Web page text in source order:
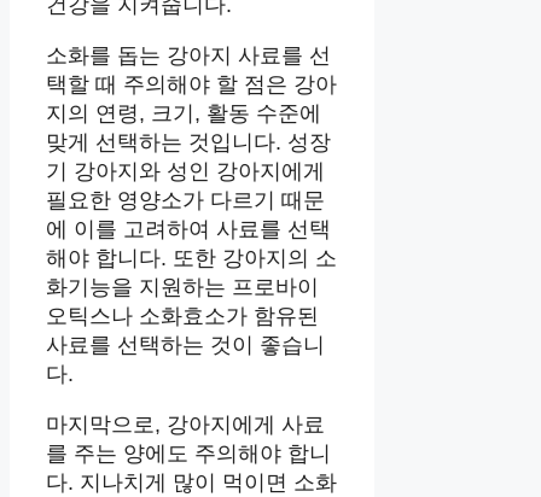
소화를 돕는 강아지 사료를 선
택할 때 주의해야 할 점은 강아
지의 연령, 크기, 활동 수준에
맞게 선택하는 것입니다. 성장
기 강아지와 성인 강아지에게
필요한 영양소가 다르기 때문
에 이를 고려하여 사료를 선택
해야 합니다. 또한 강아지의 소
화기능을 지원하는 프로바이
오틱스나 소화효소가 함유된
사료를 선택하는 것이 좋습니
다.
마지막으로, 강아지에게 사료
를 주는 양에도 주의해야 합니
다. 지나치게 많이 먹이면 소화